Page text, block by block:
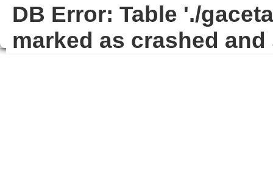
DB Error: Table './
marked as crashed